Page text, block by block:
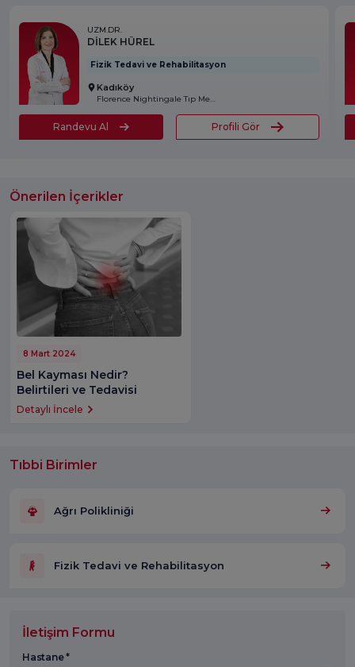
UZM.DR.
DİLEK HÜREL
Fizik Tedavi ve Rehabilitasyon
Kadıköy
Florence Nightingale Tıp Merkezi
Randevu Al Profili Gör
Önerilen İçerikler
8 Mart 2024
Bel Kayması Nedir?
Belirtileri ve Tedavisi
Detaylı İncele
Tıbbi Birimler
Ağrı Polikliniği
Fizik Tedavi ve Rehabilitasyon
İletişim Formu
Hastane *